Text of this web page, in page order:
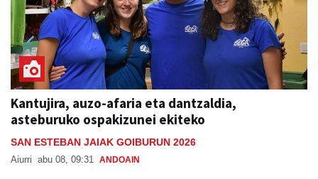
Kantujira, auzo-afaria eta dantzaldia,
asteburuko ospakizunei ekiteko
SAN ESTEBAN JAIAK GOIBURUN 2026
Aiurri abu 08, 09:31 ANDOAIN